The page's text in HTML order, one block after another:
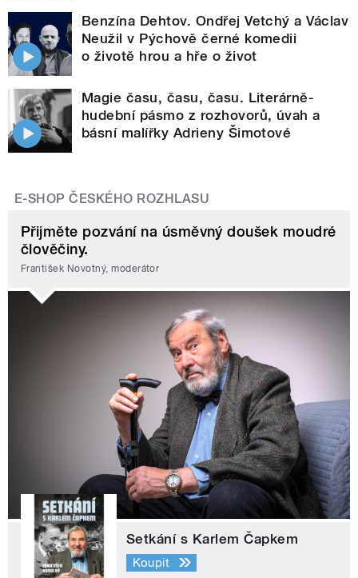
Benzína Dehtov. Ondřej Vetchý a Václav
Neužil v Pýchově černé komedii
o životě hrou a hře o život
Magie času, času, času. Literárně-
hudební pásmo z rozhovorů, úvah a
básní malířky Adrieny Šimotové
E-SHOP ČESKÉHO ROZHLASU
Přijměte pozvání na úsměvný doušek moudré
člověčiny.
František Novotný, moderátor
Setkání s Karlem Čapkem
Koupit